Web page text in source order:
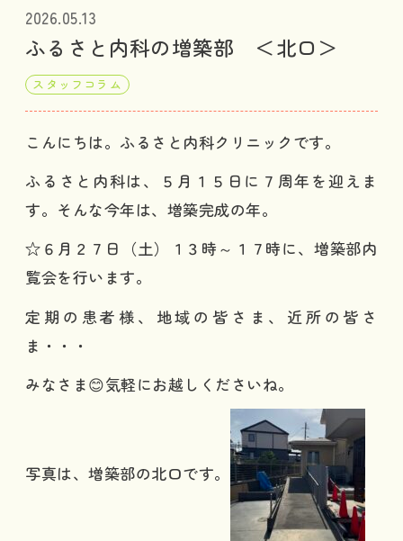
2026.05.13
ふるさと内科の増築部 ＜北口＞
スタッフコラム
こんにちは。ふるさと内科クリニックです。
ふるさと内科は、５月１５日に７周年を迎えま
す。そんな今年は、増築完成の年。
☆６月２７日（土）１３時～１７時に、増築部内
覧会を行います。
定期の患者様、地域の皆さま、近所の皆さ
ま・・・
みなさま😊気軽にお越しくださいね。
写真は、増築部の北口です。